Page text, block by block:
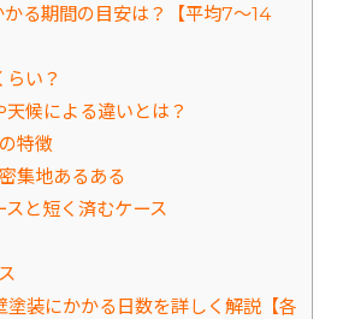
る期間の目安は？【平均7～14
い？
候による違いとは？
特徴
集地あるある
と短く済むケース
装にかかる日数を詳しく解説【各